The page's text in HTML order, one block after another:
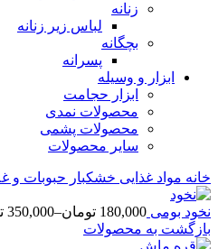
زنانه
لباس زیر زنانه
بچگانه
پسرانه
ابزار و وسیله
ابزار حجامت
محصولات نمدی
محصولات پشمی
سایر محصولات
خانه مواد غذایی خشکبار حبوبات و
نخود بومی 180,000 تومان–
350,000
بازگشت به محصولات